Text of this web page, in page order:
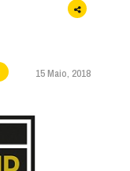
15 Maio, 2018